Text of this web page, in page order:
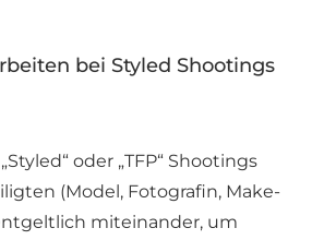
bei Styled Shootings
oder „TFP“ Shootings
(Model, Fotografin, Make-
miteinander, um